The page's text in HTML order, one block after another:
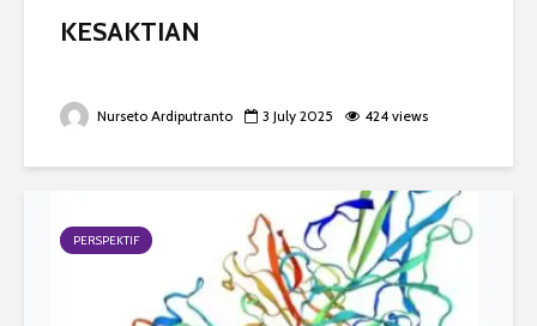
KESAKTIAN
Nurseto Ardiputranto 3 July 2025 424 views
PERSPEKTIF